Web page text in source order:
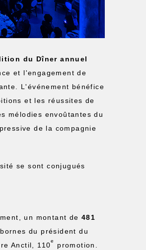
du Dîner annuel
et l'engagement de
L'événement bénéfice
et les réussites de
mélodies envoûtantes du
de la compagnie
se sont conjugués
un montant de481
du président du
Anctil, 110
e
promotion.